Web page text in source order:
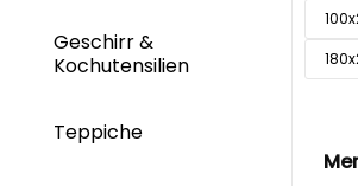
Geschirr &
Kochutensilien
Teppiche